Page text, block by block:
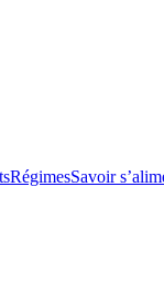
RégimesSavoir